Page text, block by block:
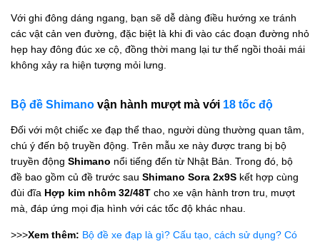
Với ghi đông dáng ngang, bạn sẽ dễ dàng điều hướng xe tránh
các vật cản ven đường, đặc biệt là khi đi vào các đoạn đường nhỏ
hẹp hay đông đúc xe cộ, đồng thời mang lại tư thế ngồi thoải mái
không xảy ra hiện tượng mỏi lưng.
Bộ đề Shimano vận hành mượt mà với 18 tốc độ
Đối với một chiếc xe đạp thể thao, người dùng thường quan tâm,
chú ý đến bộ truyền động. Trên mẫu xe này được trang bị bộ
truyền động Shimano nổi tiếng đến từ Nhật Bản. Trong đó, bộ
đề bao gồm củ đề trước sau Shimano Sora 2x9S kết hợp cùng
đùi đĩa Hợp kim nhôm 32/48T cho xe vận hành trơn tru, mượt
mà, đáp ứng mọi địa hình với các tốc độ khác nhau.
>>>Xem thêm: Bộ đề xe đạp là gì? Cấu tạo, cách sử dụng? Có